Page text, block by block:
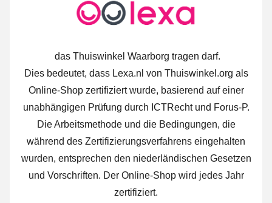
das Thuiswinkel Waarborg tragen darf.
Dies bedeutet, dass Lexa.nl von Thuiswinkel.org als
Online-Shop zertifiziert wurde, basierend auf einer
unabhängigen Prüfung durch ICTRecht und Forus-P.
Die Arbeitsmethode und die Bedingungen, die
während des Zertifizierungsverfahrens eingehalten
wurden, entsprechen den niederländischen Gesetzen
und Vorschriften. Der Online-Shop wird jedes Jahr
zertifiziert.